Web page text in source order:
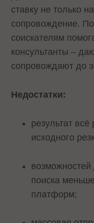
ставку не только
сопровождение.
соискателям
консультанты –
сопровождают до
Недостатки:
результат всё
исходного
поиска
платформ;